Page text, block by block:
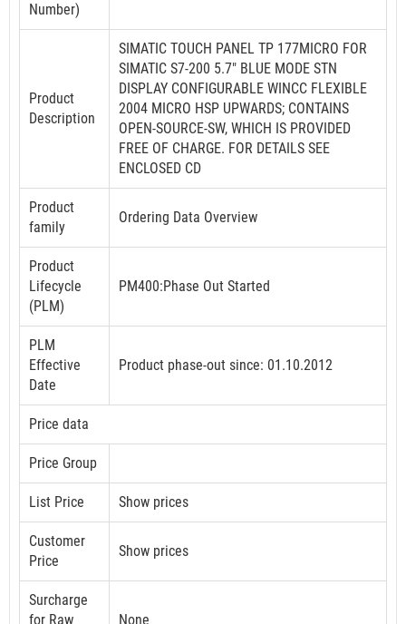
Number)
Product
Description
SIMATIC TOUCH PANEL TP 177MICRO FOR
SIMATIC S7-200 5.7" BLUE MODE STN
DISPLAY CONFIGURABLE WINCC FLEXIBLE
2004 MICRO HSP UPWARDS; CONTAINS
OPEN-SOURCE-SW, WHICH IS PROVIDED
FREE OF CHARGE. FOR DETAILS SEE
ENCLOSED CD
Product
family
Ordering Data Overview
Product
Lifecycle
(PLM)
PM400:Phase Out Started
PLM
Effective
Date
Product phase-out since: 01.10.2012
Price data
Price Group
List Price Show prices
Customer
Price
Show prices
Surcharge
for Raw
None